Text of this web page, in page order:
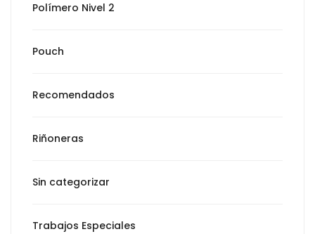
Polímero Nivel 2
Pouch
Recomendados
Riñoneras
Sin categorizar
Trabajos Especiales